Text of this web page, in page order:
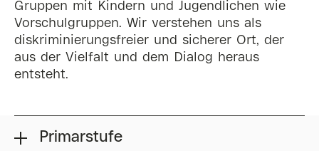
Gruppen mit Kindern und Jugendlichen wie
Vorschulgruppen. Wir verstehen uns als
diskriminierungsfreier und sicherer Ort, der
aus der Vielfalt und dem Dialog heraus
entsteht.
Primarstufe